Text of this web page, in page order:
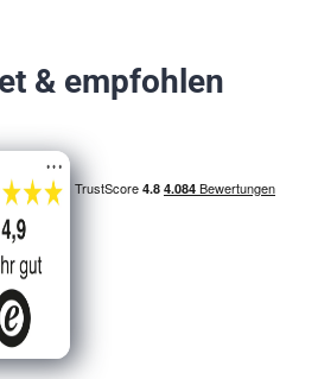
& empfohlen